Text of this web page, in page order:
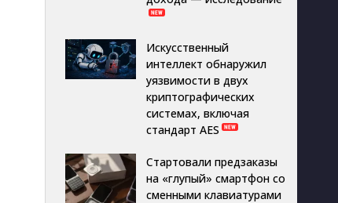
Искусственный
интеллект обнаружил
уязвимости в двух
криптографических
системах, включая
стандарт AES
Стартовали предзаказы
на «глупый» смартфон со
сменными клавиатурами